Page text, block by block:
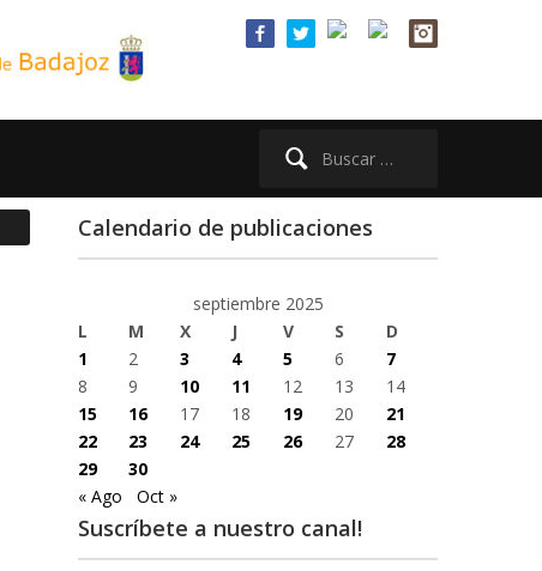
Buscar:
Calendario de publicaciones
septiembre 2025
L
M X J V S
D
1
2 3 4 5 6
7
8
9 10 11 12 13
14
15
16 17 18 19 20
21
22
23 24 25 26 27
28
29
30
« Ago
Oct »
Suscríbete a nuestro canal!